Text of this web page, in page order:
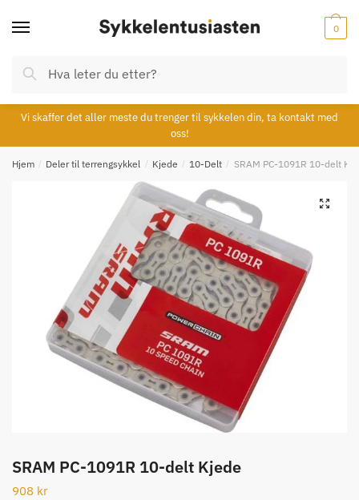
Søk
etter:
Søk
0
Vi skaffer det aller meste du trenger til sykkelen din, ta kontakt med
oss!
Hjem / Deler til terrengsykkel / Kjede / 10-Delt / SRAM PC-1091R 10-delt
🔍
SRAM PC-1091R 10-delt Kjede
908 kr